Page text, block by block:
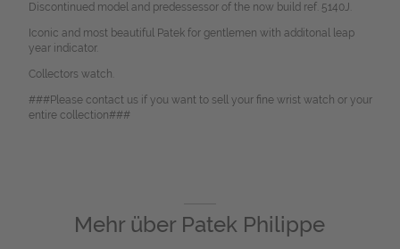
Discontinued model and predessessor of the now build ref. 5140J.
Iconic and most beautiful Patek for gentlemen with additonal leap
year indicator.
Collectors watch.
###Please contact us if you want to sell your fine wrist watch or your
entire collection###
Mehr über Patek Philippe